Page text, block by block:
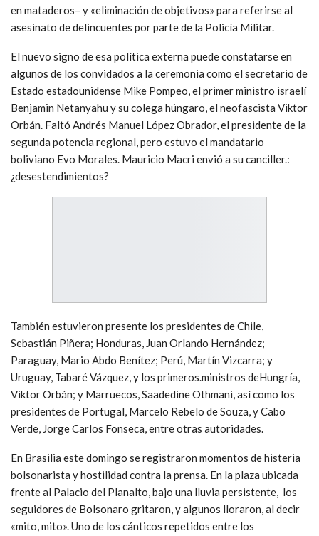
en mataderos– y «eliminación de objetivos» para referirse al
asesinato de delincuentes por parte de la Policía Militar.
El nuevo signo de esa política externa puede constatarse en
algunos de los convidados a la ceremonia como el secretario de
Estado estadounidense Mike Pompeo, el primer ministro israelí
Benjamin Netanyahu y su colega húngaro, el neofascista Viktor
Orbán. Faltó Andrés Manuel López Obrador, el presidente de la
segunda potencia regional, pero estuvo el mandatario
boliviano Evo Morales. Mauricio Macri envió a su canciller.:
¿desestendimientos?
También estuvieron presente los presidentes de Chile,
Sebastián Piñera; Honduras, Juan Orlando Hernández;
Paraguay, Mario Abdo Benítez; Perú, Martín Vizcarra; y
Uruguay, Tabaré Vázquez, y los primeros.ministros deHungría,
Viktor Orbán; y Marruecos, Saadedine Othmani, así como los
presidentes de Portugal, Marcelo Rebelo de Souza, y Cabo
Verde, Jorge Carlos Fonseca, entre otras autoridades.
En Brasilia este domingo se registraron momentos de histeria
bolsonarista y hostilidad contra la prensa. En la plaza ubicada
frente al Palacio del Planalto, bajo una lluvia persistente, los
seguidores de Bolsonaro gritaron, y algunos lloraron, al decir
«mito, mito». Uno de los cánticos repetidos entre los